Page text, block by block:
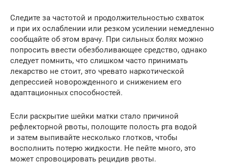
Следите за частотой и продолжительностью схваток
и при их ослаблении или резком усилении немедленно
сообщайте об этом врачу. При сильных болях можно
попросить ввести обезболивающее средство, однако
следует помнить, что слишком часто принимать
лекарство не стоит, это чревато наркотической
депрессией новорожденного и снижением его
адаптационных способностей.
Если раскрытие шейки матки стало причиной
рефлекторной рвоты, полощите полость рта водой
и затем выпивайте несколько глотков, чтобы
восполнить потерю жидкости. Не пейте много, это
может спровоцировать рецидив рвоты.